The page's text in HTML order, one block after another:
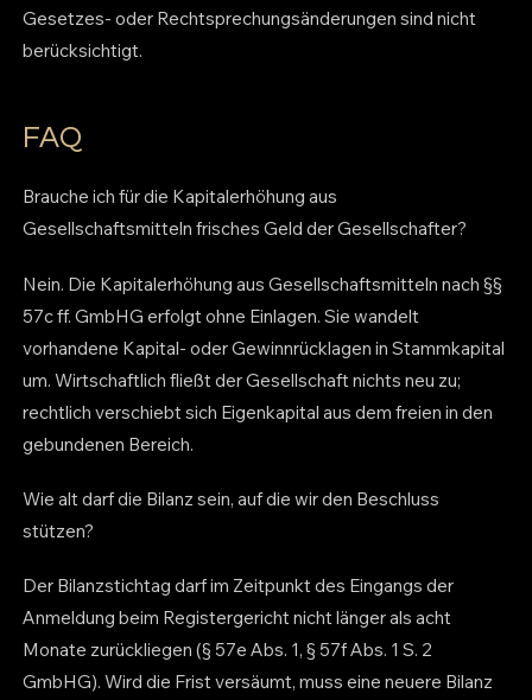
Gesetzes- oder Rechtsprechungsänderungen sind nicht
berücksichtigt.
FAQ
Brauche ich für die Kapitalerhöhung aus
Gesellschaftsmitteln frisches Geld der Gesellschafter?
Nein. Die Kapitalerhöhung aus Gesellschaftsmitteln nach §§
57c ff. GmbHG erfolgt ohne Einlagen. Sie wandelt
vorhandene Kapital- oder Gewinnrücklagen in Stammkapital
um. Wirtschaftlich fließt der Gesellschaft nichts neu zu;
rechtlich verschiebt sich Eigenkapital aus dem freien in den
gebundenen Bereich.
Wie alt darf die Bilanz sein, auf die wir den Beschluss
stützen?
Der Bilanzstichtag darf im Zeitpunkt des Eingangs der
Anmeldung beim Registergericht nicht länger als acht
Monate zurückliegen (§ 57e Abs. 1, § 57f Abs. 1 S. 2
GmbHG). Wird die Frist versäumt, muss eine neuere Bilanz